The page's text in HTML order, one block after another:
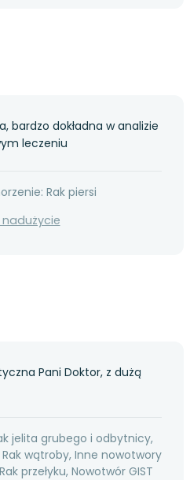
bardzo dokładna w analizie
leczeniu
Rak piersi
nadużycie
Pani Doktor, z dużą
jelita grubego i odbytnicy,
Rak wątroby, Inne nowotwory
przełyku, Nowotwór GIST